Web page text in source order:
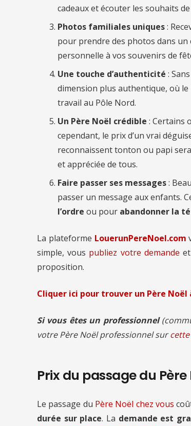
cadeaux et écouter les souhaits
Photos familiales uniques:
pour prendre des photos dans
personnelle à vos souvenirs de
Une touche d’authenticité :
dimension plus authentique, où
travail au Pôle Nord.
Un Père Noël crédible : Certains
cependant, le prix d’un vrai
reconnaissent tonton ou papi
et appréciée de tous.
Faire passer ses messages:
passer un message aux enfants.
l’ordre ou pour abandonner la
La plateforme LouerunPereNoel.com
simple, vous publiez votre demande
proposition.
Cliquer ici pour trouver un Père Noël
Si vous êtes un professionnel
votre Père Noël professionnel sur
Prix du passage du
Le passage du Père Noël chez vous
durée sur place. La demande est